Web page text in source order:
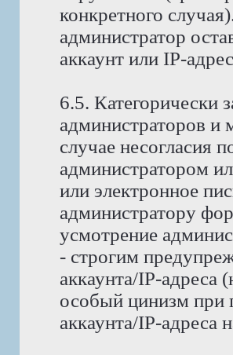
конкретного
администратор
аккаунт или IP-
6.5. Категорически
администраторов и
случае несогласия
администратором
или электронное
администратору
усмотрение
- строгим
аккаунта/IP-адреса
особый цинизм при
аккаунта/IP-адреса